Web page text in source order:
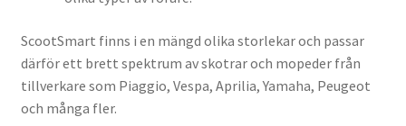
ScootSmart finns i en mängd olika storlekar och passar
därför ett brett spektrum av skotrar och mopeder från
tillverkare som Piaggio, Vespa, Aprilia, Yamaha, Peugeot
och många fler.